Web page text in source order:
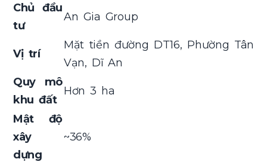
Chủ đầu
tư
An Gia Group
Vị trí
Mặt tiền đường DT16, Phường Tân
Vạn, Dĩ An
Quy mô
khu đất
Hơn 3 ha
Mật độ
xây
dựng
~36%